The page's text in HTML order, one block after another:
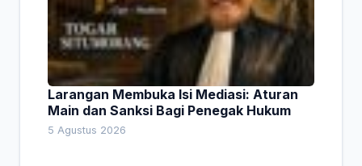
Larangan Membuka Isi Mediasi: Aturan
Main dan Sanksi Bagi Penegak Hukum
5 Agustus 2026